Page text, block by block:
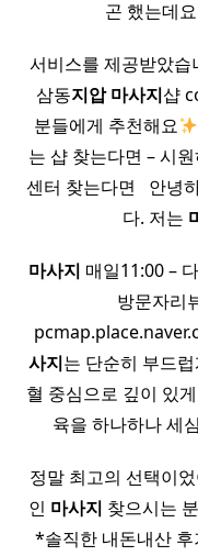
곤 했는데
서비스를 제공받았습
삼동지압 마사지샵
분들에게 추천해요
는 샵 찾는다면 – 시
센터 찾는다면 ​ ​ 안녕
다. 저는
마사지 매일11:00 –
방문자리
사지는 단순히 부드
혈 중심으로 깊이 있
육을 하나하나 세
정말 최고의 선택이
인 마사지 찾으시는
*솔직한 내돈내산 후